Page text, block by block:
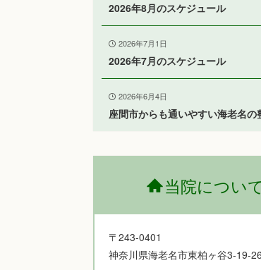
2026年8月のスケジュール
2026年7月1日
2026年7月のスケジュール
2026年6月4日
座間市からも通いやすい海老名の
当院について
〒243-0401
神奈川県海老名市東柏ヶ谷3-19-